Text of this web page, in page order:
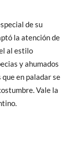
de su
la atención de
al estilo
y ahumados
en paladar se
Vale la